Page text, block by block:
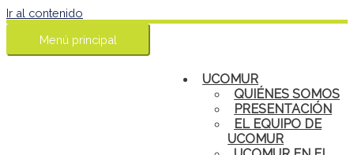
Ir al contenido
Menú principal
UCOMUR
QUIÉNES SOMOS
PRESENTACIÓN
EL EQUIPO DE
UCOMUR